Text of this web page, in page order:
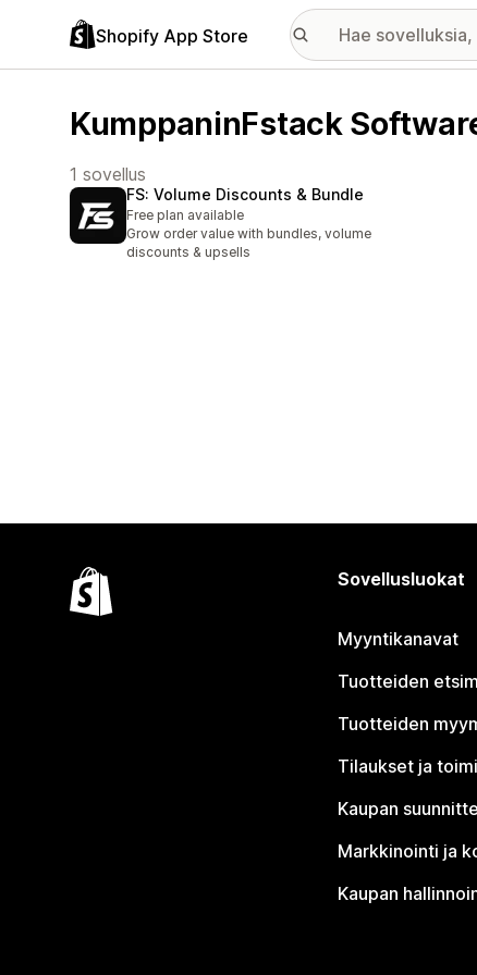
Shopify App Store
KumppaninFstack
1 sovellus
FS: Volume Discounts & Bundle
Free plan available
Grow order value with bundles, volume
discounts & upsells
Sovellusluokat
Myyntikanavat
Tuotteiden
Tuotteiden
Tilaukset ja
Kaupan
Markkinointi ja
Kaupan